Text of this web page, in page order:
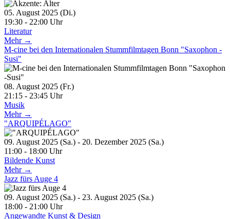
05. August 2025 (Di.)
19:30 - 22:00 Uhr
Literatur
Mehr →
M-cine bei den Internationalen Stummfilmtagen Bonn "Saxophon -
Susi"
08. August 2025 (Fr.)
21:15 - 23:45 Uhr
Musik
Mehr →
"ARQUIPÉLAGO"
09. August 2025 (Sa.) - 20. Dezember 2025 (Sa.)
11:00 - 18:00 Uhr
Bildende Kunst
Mehr →
Jazz fürs Auge 4
09. August 2025 (Sa.) - 23. August 2025 (Sa.)
18:00 - 21:00 Uhr
Angewandte Kunst & Design